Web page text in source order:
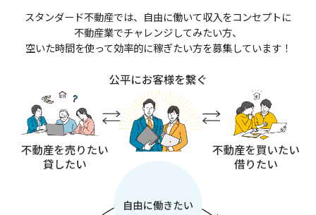
スタンダード不動産では、自由に働いて収入をコンセプトに
不動産業でチャレンジしてみたい方、
空いた時間を使って効率的に稼ぎたい方を募集しています！